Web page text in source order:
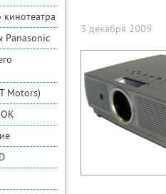
Panasonic
Motors)
3 декабря 2009